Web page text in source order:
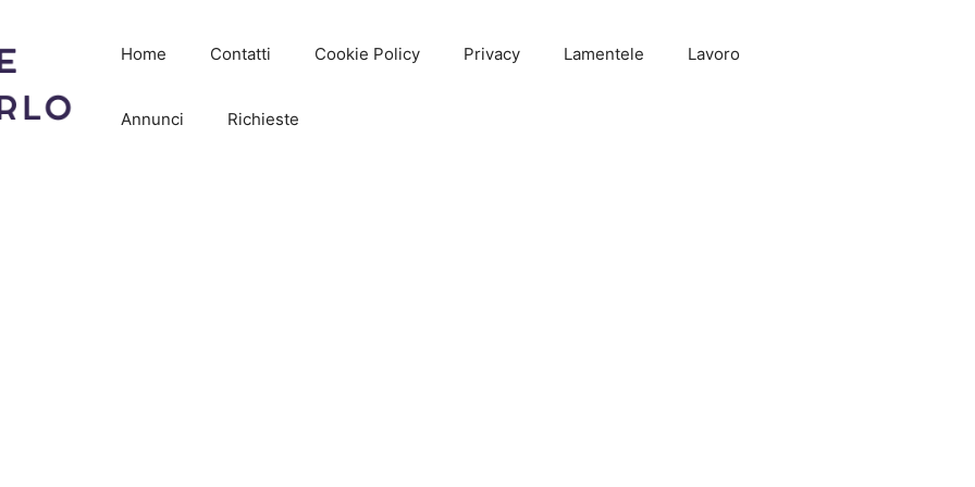
Home Contatti Cookie Policy Privacy Lamentele Lavoro
Annunci Richieste